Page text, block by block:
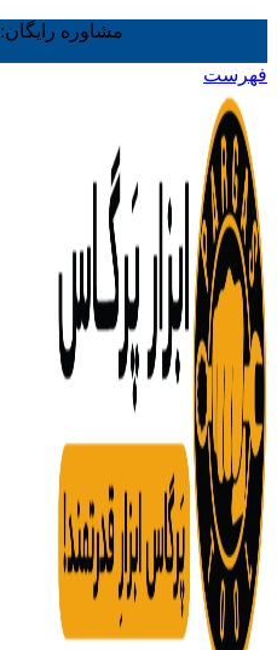
مشاوره رایگان:
فهرست